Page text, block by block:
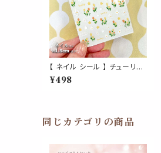
【 ネイル シール 】 チューリッ
プ クリア オレンジ イエロー
お花 白 春 ボタニカル フラワ
スタンプ ３D 立体 エンボス
ぷく ぷっくり ステッカー おし
グ プレゼント カード
¥498
同じカテゴリの商品